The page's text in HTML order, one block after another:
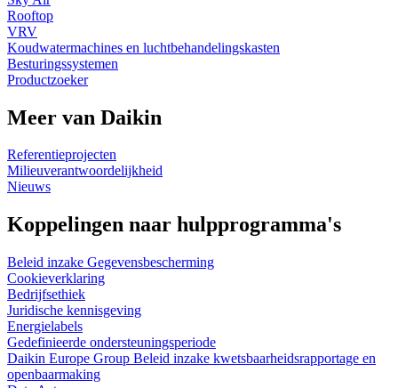
Rooftop
VRV
Koudwatermachines en luchtbehandelingskasten
Besturingssystemen
Productzoeker
Meer van Daikin
Referentieprojecten
Milieuverantwoordelijkheid
Nieuws
Koppelingen naar hulpprogramma's
Beleid inzake Gegevensbescherming
Cookieverklaring
Bedrijfsethiek
Juridische kennisgeving
Energielabels
Gedefinieerde ondersteuningsperiode
Daikin Europe Group Beleid inzake kwetsbaarheidsrapportage en
openbaarmaking